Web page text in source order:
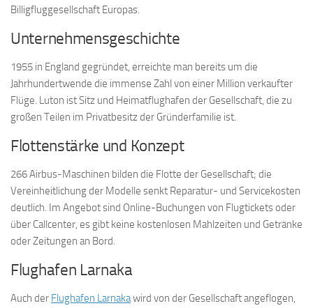
Billigfluggesellschaft Europas.
Unternehmensgeschichte
1955 in England gegründet, erreichte man bereits um die
Jahrhundertwende die immense Zahl von einer Million verkaufter
Flüge. Luton ist Sitz und Heimatflughafen der Gesellschaft, die zu
großen Teilen im Privatbesitz der Gründerfamilie ist.
Flottenstärke und Konzept
266 Airbus-Maschinen bilden die Flotte der Gesellschaft; die
Vereinheitlichung der Modelle senkt Reparatur- und Servicekosten
deutlich. Im Angebot sind Online-Buchungen von Flugtickets oder
über Callcenter, es gibt keine kostenlosen Mahlzeiten und Getränke
oder Zeitungen an Bord.
Flughafen Larnaka
Auch der Flughafen Larnakawird von der Gesellschaft angeflogen,